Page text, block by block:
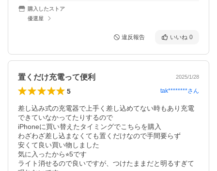
購入したストア
優選屋
違反報告 いいね 0
置くだけ充電って便利 2025/1/28
5 tak********さん
差し込み式の充電器で上手く差し込めてない時もあり充電
できていなかってたりするので
iPhoneに買い替えたタイミングでこちらを購入
わざわざ差し込まなくても置くだけなので手間要らず
安くて良い買い物しました
気に入ったから⭐︎5です
ライト消せるので良いですが、つけたままだと明るすぎて